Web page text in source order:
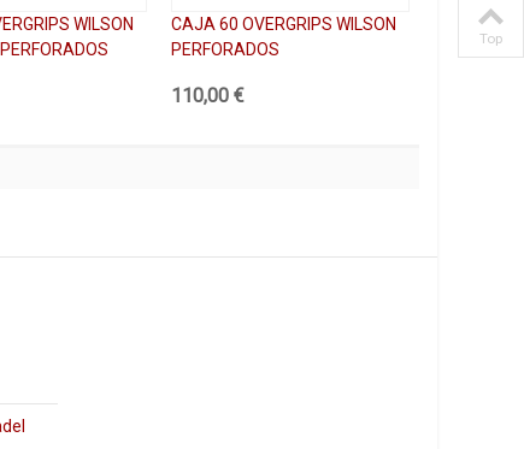
WILSON
CAJA 60 OVERGRIPS WILSON
PERFORADOS
110,00 €
Top